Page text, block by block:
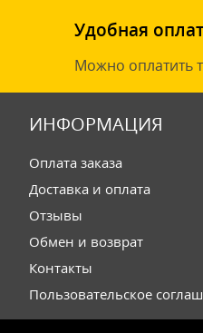
Удобная
Можно оплатить
ИНФОРМАЦИЯ
Оплата заказа
Доставка и оплата
Отзывы
Обмен и возврат
Контакты
Пользовательское